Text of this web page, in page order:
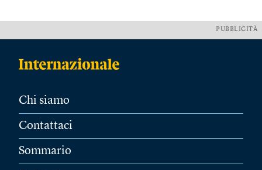
PUBBLICITÀ
Chi siamo
Contattaci
Sommario